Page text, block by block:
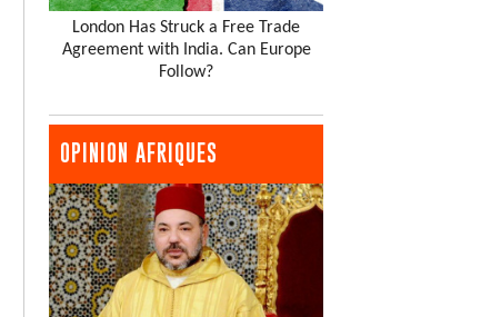
London Has Struck a Free Trade
Agreement with India. Can Europe
Follow?
OPINION AFRIQUES